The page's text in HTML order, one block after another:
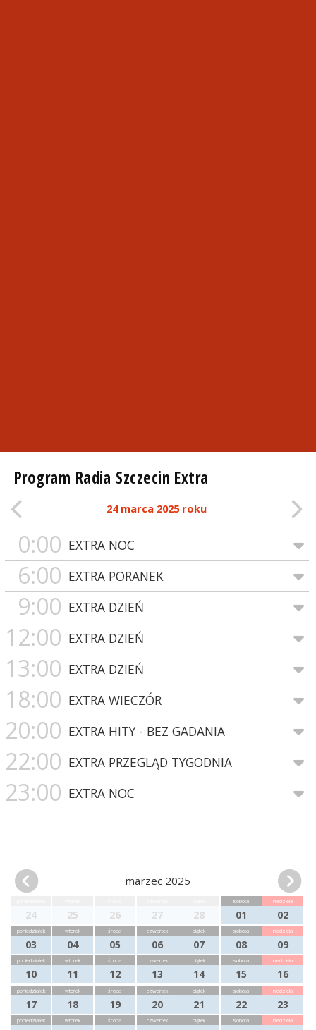
Program Radia Szczecin Extra
24 marca 2025 roku
0:00 EXTRA NOC
6:00 EXTRA PORANEK
9:00 EXTRA DZIEŃ
12:00 EXTRA DZIEŃ
13:00 EXTRA DZIEŃ
18:00 EXTRA WIECZÓR
20:00 EXTRA HITY - BEZ GADANIA
22:00 EXTRA PRZEGLĄD TYGODNIA
23:00 EXTRA NOC
marzec 2025
24 25 26 27 28
sobota
01
niedziela
02
poniedziałek
03
wtorek
04
środa
05
czwartek
06
piątek
07
sobota
08
niedziela
09
poniedziałek
10
wtorek
11
środa
12
czwartek
13
piątek
14
sobota
15
niedziela
16
poniedziałek
17
wtorek
18
środa
19
czwartek
20
piątek
21
sobota
22
niedziela
23
poniedziałek wtorek środa czwartek piątek sobota niedziela